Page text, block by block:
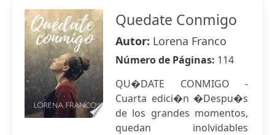
Quedate Conmigo
Autor: Lorena Franco
Número de Páginas: 114
QU�DATE CONMIGO -
Cuarta edici�n �Despu�s
de los grandes momentos,
quedan inolvidables